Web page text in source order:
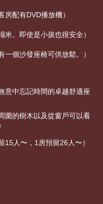
房配有DVD播放機）
米。即使是小孩也很安全）
一個沙發座椅可供放鬆。）
意中忘記時間的卓越舒適座
圍的樹木以及從窗戶可以看
15人〜，1房預留26人〜）